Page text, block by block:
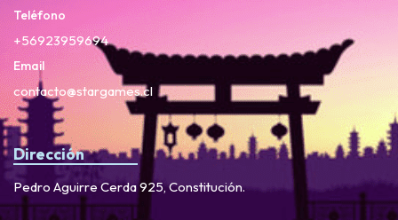
Teléfono
+56923959694
Email
contacto@stargames.cl
Dirección
Pedro Aguirre Cerda 925, Constitución.